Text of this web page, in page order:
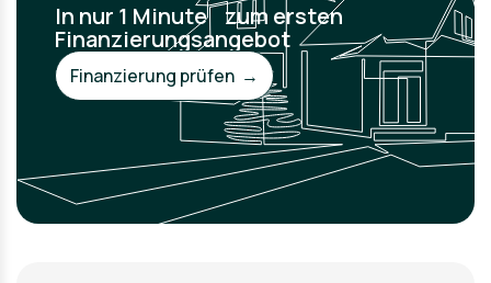
In nur 1 Minute zum ersten
Finanzierungsangebot
Finanzierung prüfen →